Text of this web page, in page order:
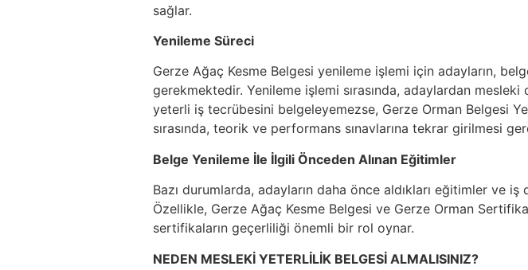
sağlar.
Yenileme Süreci
Gerze Ağaç Kesme Belgesi yenileme işlemi için adayların,
gerekmektedir. Yenileme işlemi sırasında, adaylardan
yeterli iş tecrübesini belgeleyemezse, Gerze Orman Belgesi
sırasında, teorik ve performans sınavlarına tekrar girilmesi
Belge Yenileme İle İlgili Önceden Alınan Eğitimler
Bazı durumlarda, adayların daha önce aldıkları eğitimler ve
Özellikle, Gerze Ağaç Kesme Belgesi ve Gerze Orman
sertifikaların geçerliliği önemli bir rol oynar.
NEDEN MESLEKİ YETERLİLİK BELGESİ ALMALISINIZ?